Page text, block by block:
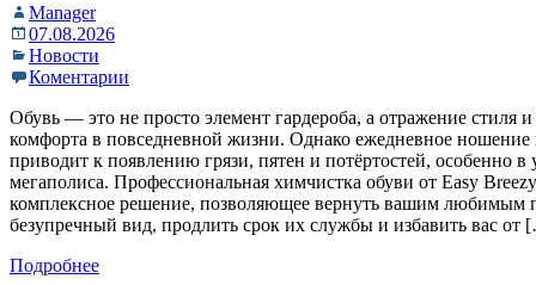
Manager
07.08.2026
Новости
Коментарии
Обувь — это не просто элемент гардероба, а отражение стиля и
комфорта в повседневной жизни. Однако ежедневное ношение
приводит к появлению грязи, пятен и потёртостей, особенно в
мегаполиса. Профессиональная химчистка обуви от Easy
комплексное решение, позволяющее вернуть вашим любимым
безупречный вид, продлить срок их службы и избавить вас от
Подробнее